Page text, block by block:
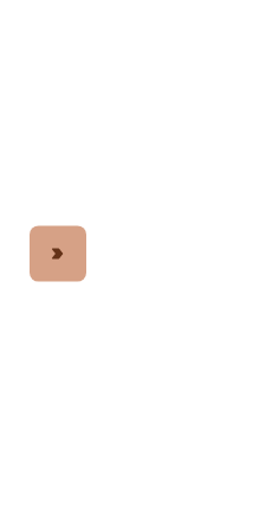
Lucía Fernández -
10 May, 2026